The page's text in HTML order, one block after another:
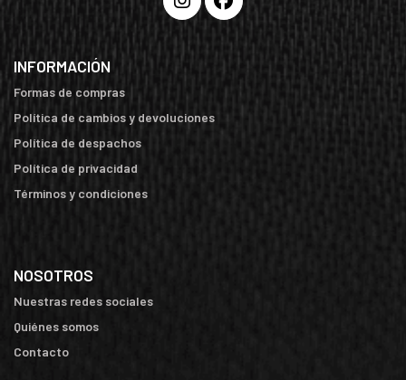
INFORMACIÓN
Formas de compras
Política de cambios y devoluciones
Política de despachos
Política de privacidad
Términos y condiciones
NOSOTROS
Nuestras redes sociales
Quiénes somos
Contacto